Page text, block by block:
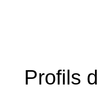
Profils